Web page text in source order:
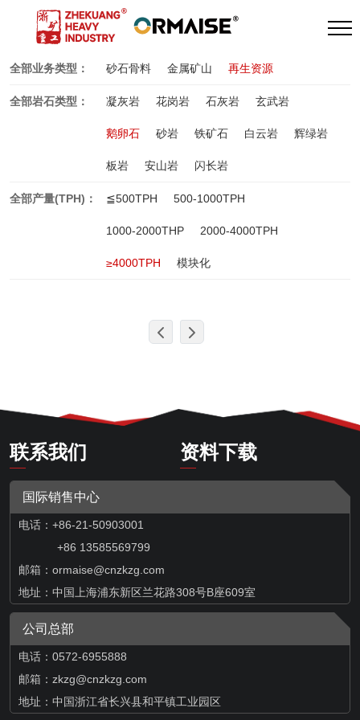
全部业务类型： 砂石骨料 金属矿山 再生资源
全部岩石类型： 凝灰岩 花岗岩 石灰岩 玄武岩
鹅卵石 砂岩 铁矿石 白云岩 辉绿岩
板岩 安山岩 闪长岩
全部产量(TPH)： ≦500TPH 500-1000TPH
1000-2000THP 2000-4000TPH
≥4000TPH 模块化
联系我们 资料下载
国际销售中心
电话：+86-21-50903001
+86 13585569799
邮箱： ormaise@cnzkzg.com
地址：中国上海浦东新区兰花路308号B座609室
公司总部
电话：0572-6955888
邮箱：zkzg@cnzkzg.com
地址：中国浙江省长兴县和平镇工业园区